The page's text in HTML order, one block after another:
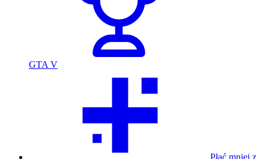
GTA V
Płać mniej z